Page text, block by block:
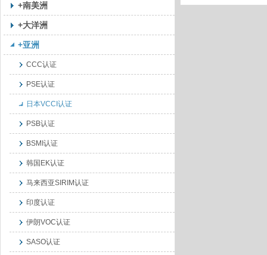
+南美洲
+大洋洲
+亚洲
CCC认证
PSE认证
日本VCCI认证
PSB认证
BSMI认证
韩国EK认证
马来西亚SIRIM认证
印度认证
伊朗VOC认证
SASO认证